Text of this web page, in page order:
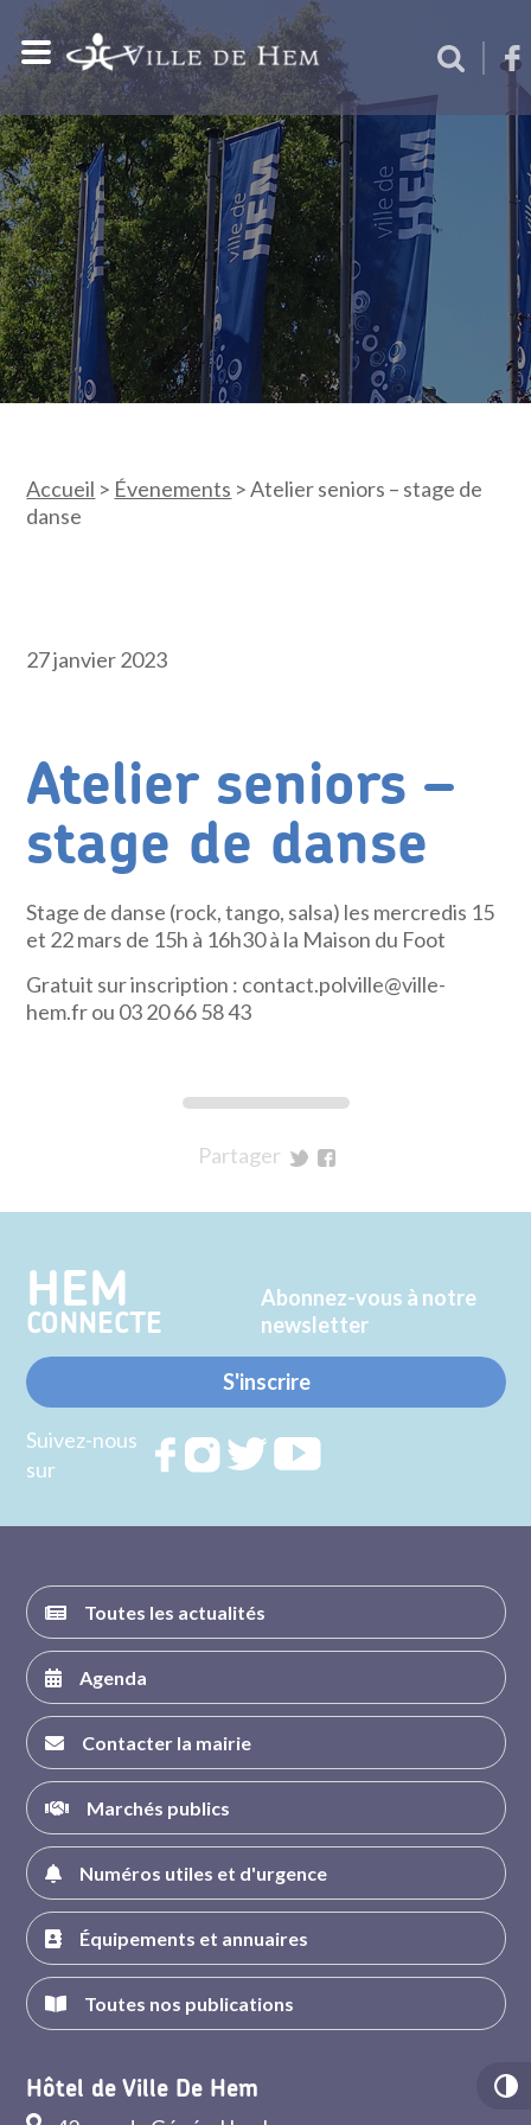
Accueil > Évenements >Atelier seniors – stage de
danse
27 janvier 2023
Atelier seniors –
stage de danse
Stage de danse (rock, tango, salsa) les mercredis 15
et 22 mars de 15h à 16h30 à la Maison du Foot
Gratuit sur inscription : contact.polville@ville-
hem.fr ou 03 20 66 58 43
Partager
Twitter
Facebook
HEM
CONNECTE
Abonnez-vous à notre
newsletter
S'inscrire
Suivez-nous
sur
RejoignezRejoignezRejoignez
Toutes les actualités
Agenda
Contacter la mairie
Marchés publics
Numéros utiles et d'urgence
Équipements et annuaires
Toutes nos publications
Hôtel de Ville De Hem